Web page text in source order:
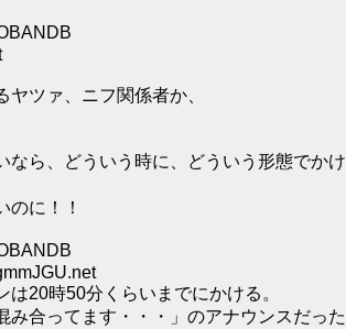
ヤツァ、ニフ関係者か、
なら、どういう時に、どういう形態でかけ
のに！！
は20時50分くらいまでにかける。
み合ってます・・・」のアナウンスだった